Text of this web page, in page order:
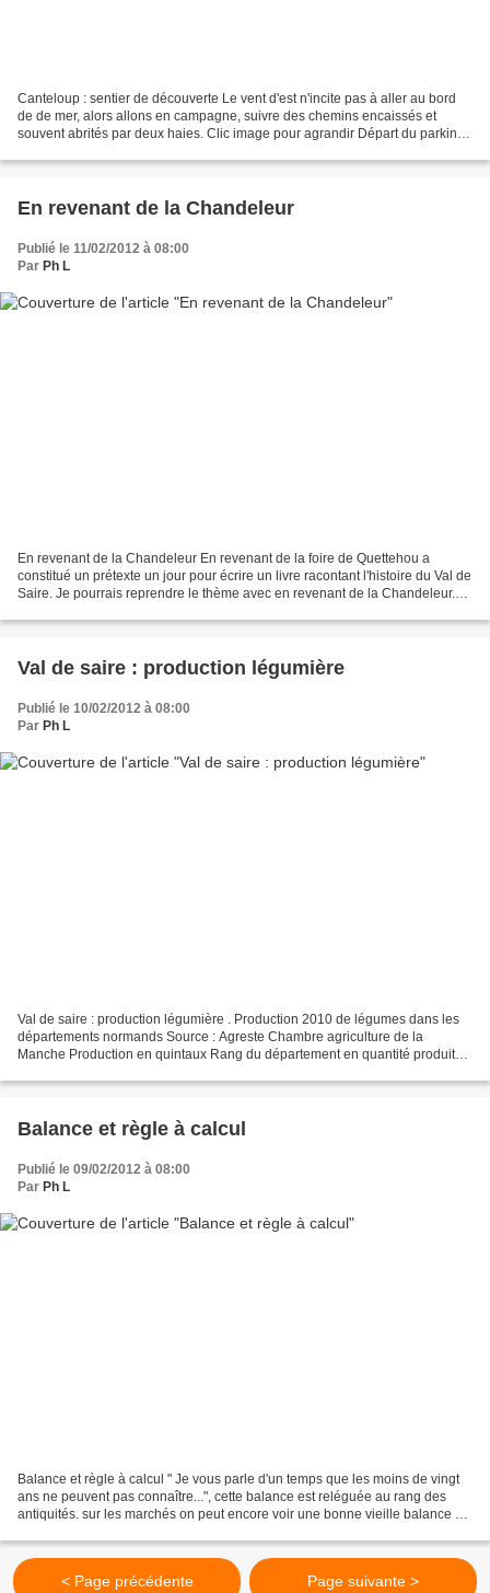
Canteloup : sentier de découverte Le vent d'est n'incite pas à aller au bord
de de mer, alors allons en campagne, suivre des chemins encaissés et
souvent abrités par deux haies. Clic image pour agrandir Départ du parking
En revenant de la Chandeleur
Publié le 11/02/2012 à 08:00
Par Ph L
En revenant de la Chandeleur En revenant de la foire de Quettehou a
constitué un prétexte un jour pour écrire un livre racontant l'histoire du Val de
Saire. Je pourrais reprendre le thème avec en revenant de la Chandeleur.
Val de saire : production légumière
Publié le 10/02/2012 à 08:00
Par Ph L
Val de saire : production légumière . Production 2010 de légumes dans les
départements normands Source : Agreste Chambre agriculture de la
Manche Production en quintaux Rang du département en quantité produite
Balance et règle à calcul
Publié le 09/02/2012 à 08:00
Par Ph L
Balance et règle à calcul " Je vous parle d'un temps que les moins de vingt
ans ne peuvent pas connaître...", cette balance est reléguée au rang des
antiquités. sur les marchés on peut encore voir une bonne vieille balance de
< Page précédente Page suivante >